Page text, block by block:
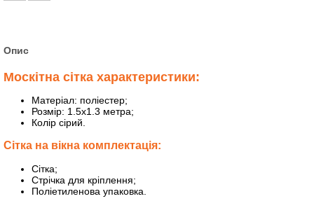
Опис
Москітна сітка характеристики:
Матеріал: поліестер;
Розмір: 1.5х1.3 метра;
Колір сірий.
Сітка на вікна комплектація:
Сітка;
Стрічка для кріплення;
Поліетиленова упаковка.